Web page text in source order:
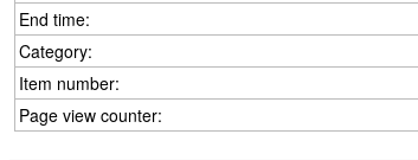
End time:
Category:
Item number:
Page view counter: